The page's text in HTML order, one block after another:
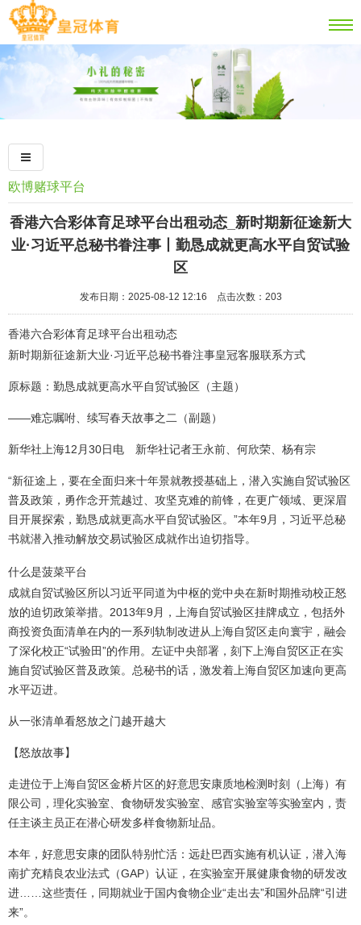
欧博赌球平台
香港六合彩体育足球平台出租动态_新时期新征途新大
业·习近平总秘书眷注事丨勤恳成就更高水平自贸试验
区
发布日期：2025-08-12 12:16 点击次数：203
香港六合彩体育足球平台出租动态
新时期新征途新大业·习近平总秘书眷注事皇冠客服联系方式
原标题：勤恳成就更高水平自贸试验区（主题）
——难忘嘱咐、续写春天故事之二（副题）
新华社上海12月30日电 新华社记者王永前、何欣荣、杨有宗
“新征途上，要在全面归来十年景就教授基础上，潜入实施自贸试验区
普及政策，勇作念开荒越过、攻坚克难的前锋，在更广领域、更深眉
目开展探索，勤恳成就更高水平自贸试验区。”本年9月，习近平总秘
书就潜入推动解放交易试验区成就作出迫切指导。
什么是菠菜平台
成就自贸试验区所以习近平同道为中枢的党中央在新时期推动校正怒
放的迫切政策举措。2013年9月，上海自贸试验区挂牌成立，包括外
商投资负面清单在内的一系列轨制改进从上海自贸区走向寰宇，融会
了深化校正“试验田”的作用。左证中央部署，刻下上海自贸区正在实
施自贸试验区普及政策。总秘书的话，激发着上海自贸区加速向更高
水平迈进。
从一张清单看怒放之门越开越大
【怒放故事】
走进位于上海自贸区金桥片区的好意思安康质地检测时刻（上海）有
限公司，理化实验室、食物研发实验室、感官实验室等实验室内，责
任主谈主员正在潜心研发多样食物新址品。
本年，好意思安康的团队特别忙活：远赴巴西实施有机认证，潜入海
南扩充精良农业法式（GAP）认证，在实验室开展健康食物的研发改
进……这些责任，同期就业于国内食物企业“走出去”和国外品牌“引进
来”。